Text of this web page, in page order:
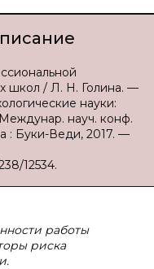
школ / Л. Н. Голина. —
науки:
науч. конф.
: Буки-Веди, 2017. —
12534.
работы
риска